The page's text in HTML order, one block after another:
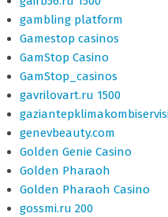
gambling platform
Gamestop casinos
GamStop Casino
GamStop_casinos
gavrilovart.ru 1500
genevbeauty.com
Golden Genie Casino
Golden Pharaoh
Golden Pharaoh Casino
gossmi.ru 200